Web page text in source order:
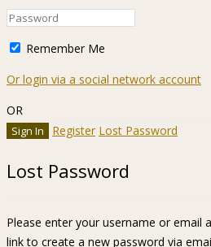
Remember Me
Or login via a social network account
OR
Register Lost Password
Lost Password
Please enter your username or email
link to create a new password via